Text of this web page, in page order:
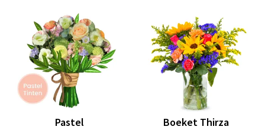
Pastel
Boeket Thirza